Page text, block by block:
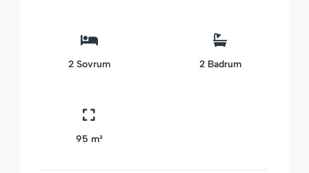
2 Sovrum 2 Badrum
95 m²